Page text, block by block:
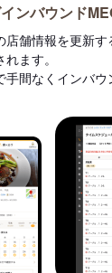
ンバウンド
店舗情報を更新
ます。
手間なくインバウ